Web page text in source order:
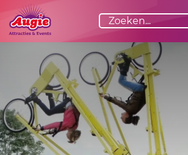
Advies nodig?
Graag adviseren we je vrijblijvend over de
jouw evenement. Stel je vraag via het
direct:
06-23529163